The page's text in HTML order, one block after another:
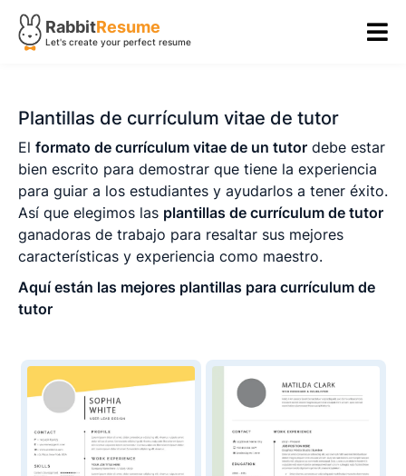
RabbitResume
Let's create your perfect resume
Plantillas de currículum vitae de tutor
El formato de currículum vitae de un tutor debe estar
bien escrito para demostrar que tiene la experiencia
para guiar a los estudiantes y ayudarlos a tener éxito.
Así que elegimos las plantillas de currículum de tutor
ganadoras de trabajo para resaltar sus mejores
características y experiencia como maestro.
Aquí están las mejores plantillas para currículum de
tutor